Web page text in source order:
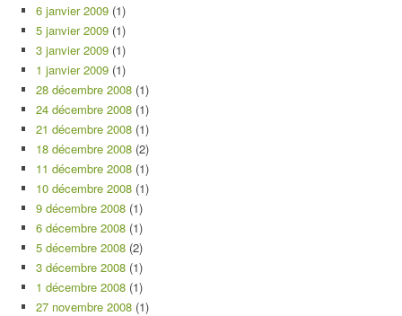
6 janvier 2009 (1)
5 janvier 2009 (1)
3 janvier 2009 (1)
1 janvier 2009 (1)
28 décembre 2008 (1)
24 décembre 2008 (1)
21 décembre 2008 (1)
18 décembre 2008 (2)
11 décembre 2008 (1)
10 décembre 2008 (1)
9 décembre 2008 (1)
6 décembre 2008 (1)
5 décembre 2008 (2)
3 décembre 2008 (1)
1 décembre 2008 (1)
27 novembre 2008 (1)